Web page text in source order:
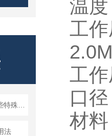
法
温
工
工
口
材